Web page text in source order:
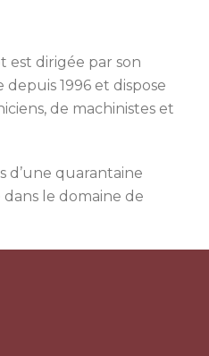
est dirigée par son
1996 et dispose
de machinistes et
d’une quarantaine
dans le domaine de